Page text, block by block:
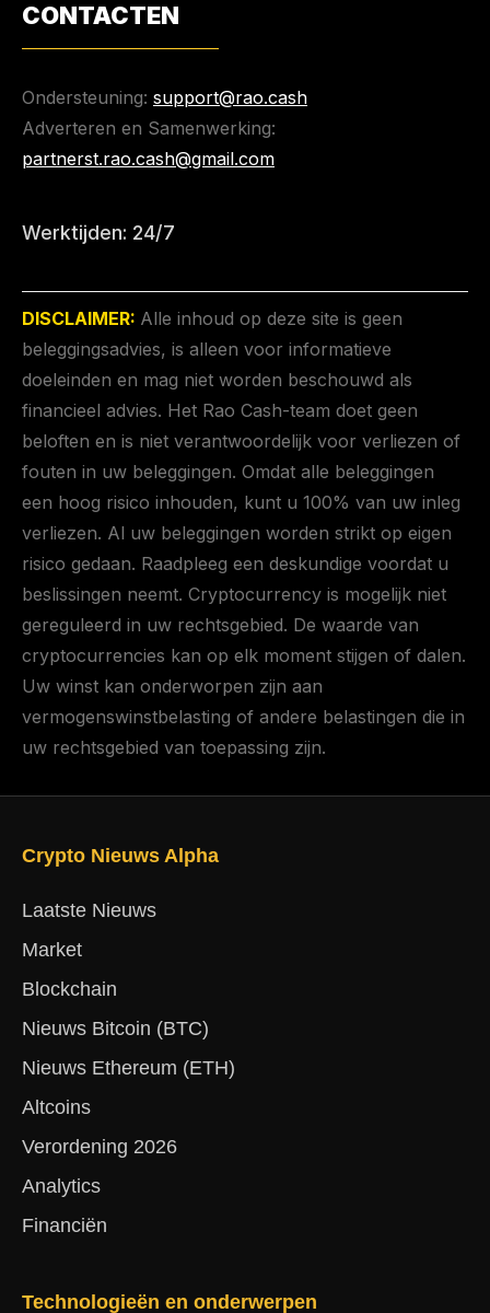
CONTACTEN
Ondersteuning: support@rao.cash
Adverteren en Samenwerking:
partnerst.rao.cash@gmail.com
Werktijden: 24/7
DISCLAIMER: Alle inhoud op deze site is geen
beleggingsadvies, is alleen voor informatieve
doeleinden en mag niet worden beschouwd als
financieel advies. Het Rao Cash-team doet geen
beloften en is niet verantwoordelijk voor verliezen of
fouten in uw beleggingen. Omdat alle beleggingen
een hoog risico inhouden, kunt u 100% van uw inleg
verliezen. Al uw beleggingen worden strikt op eigen
risico gedaan. Raadpleeg een deskundige voordat u
beslissingen neemt. Cryptocurrency is mogelijk niet
gereguleerd in uw rechtsgebied. De waarde van
cryptocurrencies kan op elk moment stijgen of dalen.
Uw winst kan onderworpen zijn aan
vermogenswinstbelasting of andere belastingen die in
uw rechtsgebied van toepassing zijn.
Crypto Nieuws Alpha
Laatste Nieuws
Market
Blockchain
Nieuws Bitcoin (BTC)
Nieuws Ethereum (ETH)
Altcoins
Verordening 2026
Analytics
Financiën
Technologieën en onderwerpen